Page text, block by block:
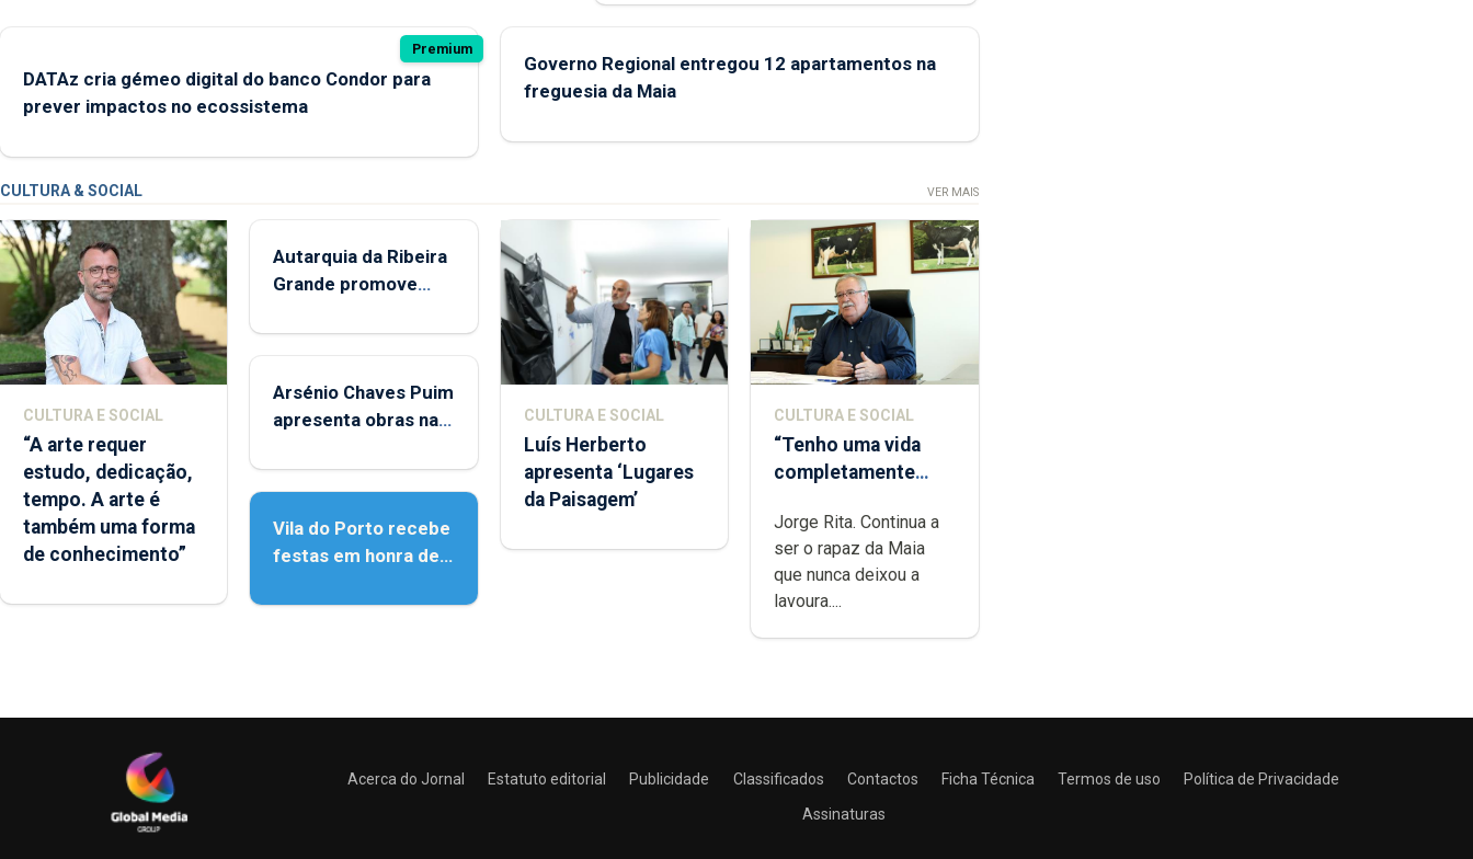
Premium
DATAz cria gémeo digital do banco Condor para
prever impactos no ecossistema
Governo Regional entregou 12 apartamentos na
freguesia da Maia
CULTURA & SOCIAL VER MAIS
CULTURA E SOCIAL
“A arte requer
estudo, dedicação,
tempo. A arte é
também uma forma
de conhecimento”
Autarquia da Ribeira
Grande promove
Verão"
Arsénio Chaves Puim
apresenta obras na
Porto
Vila do Porto recebe
festas em honra de
Assunção
CULTURA E SOCIAL
Luís Herberto
apresenta ‘Lugares
da Paisagem’
CULTURA E SOCIAL
“Tenho uma vida
completamente
dedicação, gosto e
muita paixão”
Jorge Rita. Continua a
ser o rapaz da Maia
que nunca deixou a
lavoura....
Acerca do Jornal Estatuto editorial Publicidade Classificados Contactos Ficha Técnica Termos de uso
Política de Privacidade
Assinaturas